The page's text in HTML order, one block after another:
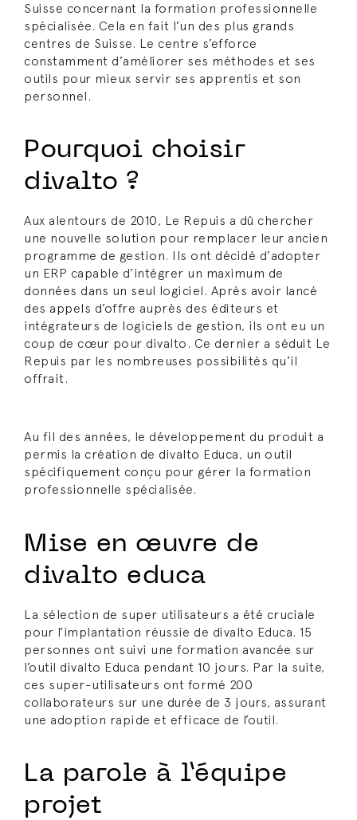
Suisse concernant la formation professionnelle
spécialisée. Cela en fait l’un des plus grands
centres de Suisse. Le centre s’efforce
constamment d’améliorer ses méthodes et ses
outils pour mieux servir ses apprentis et son
personnel.
Pourquoi choisir
divalto ?
Aux alentours de 2010, Le Repuis a dû chercher
une nouvelle solution pour remplacer leur ancien
programme de gestion. Ils ont décidé d’adopter
un ERP capable d’intégrer un maximum de
données dans un seul logiciel. Après avoir lancé
des appels d’offre auprès des éditeurs et
intégrateurs de logiciels de gestion, ils ont eu un
coup de cœur pour divalto. Ce dernier a séduit Le
Repuis par les nombreuses possibilités qu’il
offrait.
Au fil des années, le développement du produit a
permis la création de divalto Educa, un outil
spécifiquement conçu pour gérer la formation
professionnelle spécialisée.
Mise en œuvre de
divalto educa
La sélection de super utilisateurs a été cruciale
pour l’implantation réussie de divalto Educa. 15
personnes ont suivi une formation avancée sur
l’outil divalto Educa pendant 10 jours. Par la suite,
ces super-utilisateurs ont formé 200
collaborateurs sur une durée de 3 jours, assurant
une adoption rapide et efficace de l’outil.
La parole à l’équipe
projet